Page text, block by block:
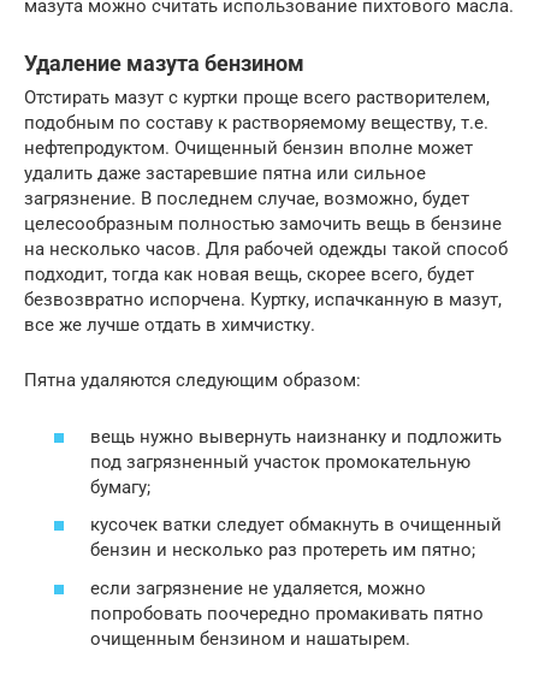
мазута можно считать использование пихтового масла.
Удаление мазута бензином
Отстирать мазут с куртки проще всего растворителем,
подобным по составу к растворяемому веществу, т.е.
нефтепродуктом. Очищенный бензин вполне может
удалить даже застаревшие пятна или сильное
загрязнение. В последнем случае, возможно, будет
целесообразным полностью замочить вещь в бензине
на несколько часов. Для рабочей одежды такой способ
подходит, тогда как новая вещь, скорее всего, будет
безвозвратно испорчена. Куртку, испачканную в мазут,
все же лучше отдать в химчистку.
Пятна удаляются следующим образом:
вещь нужно вывернуть наизнанку и подложить
под загрязненный участок промокательную
бумагу;
кусочек ватки следует обмакнуть в очищенный
бензин и несколько раз протереть им пятно;
если загрязнение не удаляется, можно
попробовать поочередно промакивать пятно
очищенным бензином и нашатырем.